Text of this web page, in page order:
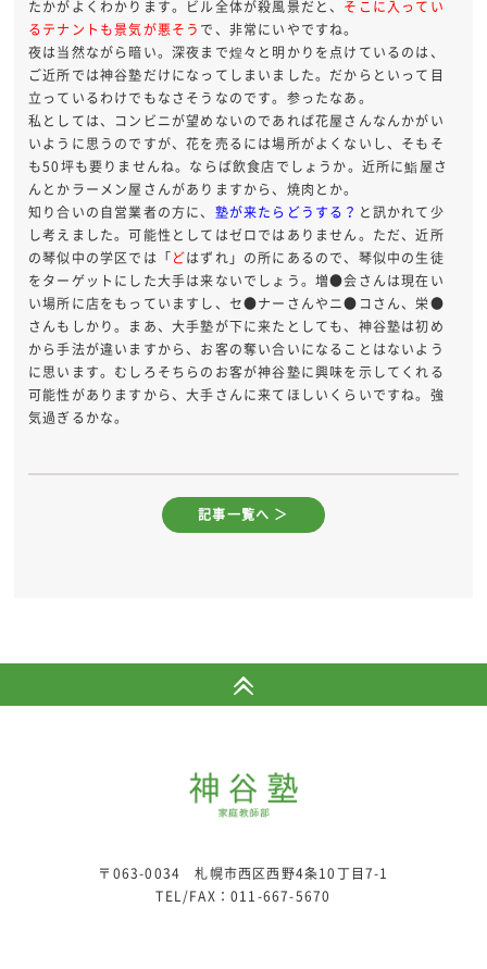
たかがよくわかります。ビル全体が殺風景だと、 そこに入ってい
るテナントも景気が悪そう で、非常にいやですね。
夜は当然ながら暗い。深夜まで煌々と明かりを点けているのは、
ご近所では神谷塾だけになってしまいました。だからといって目
立っているわけでもなさそうなのです。参ったなあ。
私としては、コンビニが望めないのであれば花屋さんなんかがい
いように思うのですが、花を売るには場所がよくないし、そもそ
も50坪も要りませんね。ならば飲食店でしょうか。近所に鮨屋さ
んとかラーメン屋さんがありますから、焼肉とか。
知り合いの自営業者の方に、 塾が来たらどうする？ と訊かれて少
し考えました。可能性としてはゼロではありません。ただ、近所
の琴似中の学区では「どはずれ」の所にあるので、琴似中の生徒
をターゲットにした大手は来ないでしょう。増●会さんは現在い
い場所に店をもっていますし、セ●ナーさんやニ●コさん、栄●
さんもしかり。まあ、大手塾が下に来たとしても、神谷塾は初め
から手法が違いますから、お客の奪い合いになることはないよう
に思います。むしろそちらのお客が神谷塾に興味を示してくれる
可能性がありますから、大手さんに来てほしいくらいですね。強
気過ぎるかな。
記事一覧へ ＞
〒063-0034 札幌市西区西野4条10丁目7-1
TEL/FAX：011-667-5670